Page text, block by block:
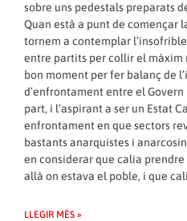
sobre uns pedestals preparats
Quan està a punt de començar
tornem a contemplar
entre partits per collir el màxim
bon moment per fer balanç de
d’enfrontament entre el Govern
part, i l’aspirant a ser un Estat
enfrontament en que sectors
bastants anarquistes i
en considerar que calia
allà on estava el poble, i que
LLEGIR MÉS »